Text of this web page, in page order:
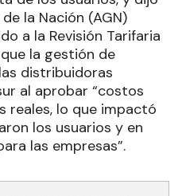
la Nación (AGN)
a la Revisión Tarifaria
la gestión de
distribuidoras
al aprobar “costos
reales, lo que impactó
los usuarios y en
las empresas”.